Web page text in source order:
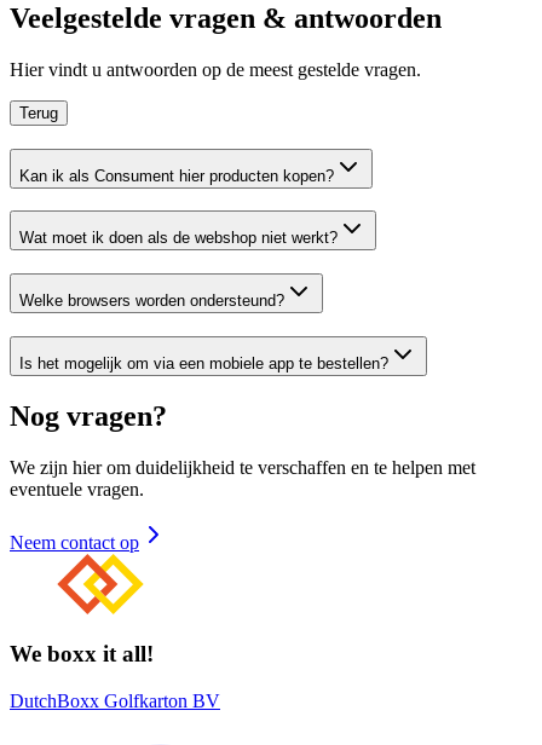
Veelgestelde vragen & antwoorden
Hier vindt u antwoorden op de meest gestelde vragen.
Terug
Kan ik als Consument hier producten kopen?
Wat moet ik doen als de webshop niet werkt?
Welke browsers worden ondersteund?
Is het mogelijk om via een mobiele app te bestellen?
Nog vragen?
We zijn hier om duidelijkheid te verschaffen en te helpen met
eventuele vragen.
Neem contact op
We boxx it all!
DutchBoxx Golfkarton BV